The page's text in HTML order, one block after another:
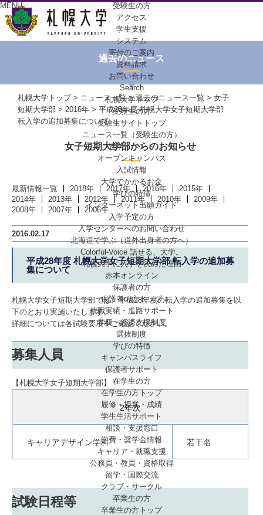
MENU
受験生の方
アクセス
学生支援
システム
寄付のご案内
資料請求
お問い合わせ
Search
札幌大学トップ
受験生の方
受験生サイトトップ
ニュース一覧（受験生の方）
進学イベント
オープンキャンパス
入試情報
大学でかかるお金
学びの特徴
インターネット出願ガイド
入学予定の方
入学センターへのお問い合わせ
北海道で学ぶ（道外出身者の方へ）
Colorful-Voice 話せる、大学。
札幌大学に入学を決めた理由
赤本オンライン
保護者の方
保護者の方トップ
就職実績・進路サポート
学費・経済支援制度
選抜制度
学びの特徴
キャンパスライフ
保護者サポート
在学生の方
在学生の方トップ
履修・授業・成績
学生生活サポート
相談・支援窓口
学費・奨学金情報
キャリア・就職支援
公務員・教員・資格取得
留学・国際交流
クラブ・サークル
卒業生の方
卒業生の方トップ
過去のニュース
札幌大学トップ> ニュース一覧>過去のニュース一覧 > 女子
短期大学部 > 2016年 > 平成28年度 札幌大学女子短期大学部
転入学の追加募集について
女子短期大学部からのお知らせ
最新情報一覧 2018年 2017年 2016年
2015年
2014年
2013年 2012年 2011年 2010年
2009年
2008年
2007年 2006年
2016.02.17
平成28年度 札幌大学女子短期大学部 転入学の追加募
集について
札幌大学女子短期大学部では、平成28年度の転入学の追加募集を以
下のとおり実施いたします。
詳細については各試験要項をご確認ください。
募集人員
【札幌大学女子短期大学部】
2年次
キャリアデザイン学科 若干名
試験日程等